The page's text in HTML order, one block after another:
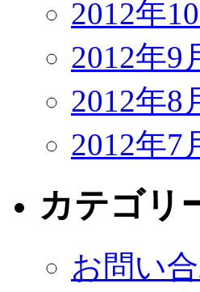
2012年
2012年9
2012年8
2012年7
カテゴリ
お問い